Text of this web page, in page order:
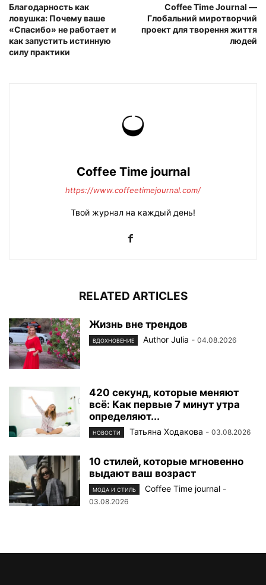
Благодарность как
ловушка: Почему ваше
«Спасибо» не работает и
как запустить истинную
силу практики
Coffee Time Journal —
Глобальний миротворчий
проект для творення життя
людей
Coffee Time journal
https://www.coffeetimejournal.com/
Твой журнал на каждый день!
RELATED ARTICLES
Жизнь вне трендов
ВДОХНОВЕНИЕ Author Julia - 04.08.2026
420 секунд, которые меняют
всё: Как первые 7 минут утра
определяют...
НОВОСТИ Татьяна Ходакова - 03.08.2026
10 стилей, которые мгновенно
выдают ваш возраст
МОДА И СТИЛЬ Coffee Time journal -
03.08.2026